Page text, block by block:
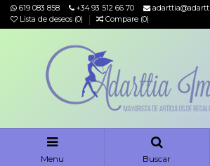
619 083 858 +34 93 512 66 70
Lista de deseos (0) Compare (0)
Menu Buscar